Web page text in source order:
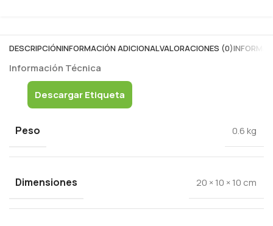
DESCRIPCIÓNINFORMACIÓN ADICIONALVALORACIONES (0)
Información Técnica
Descargar Etiqueta
Peso 0.6 kg
Dimensiones 20 × 10 × 10 cm